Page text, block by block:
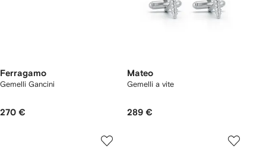
Ferragamo
Gemelli Gancini
270 €
Mateo
Gemelli a vite
289 €